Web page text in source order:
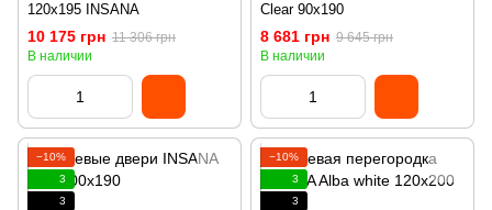
120x195 INSANA
10 175 грн 11 306 грн
В наличии
Clear 90x190
8 681 грн 9 645 грн
В наличии
−10%
3
3
−10%
3
3